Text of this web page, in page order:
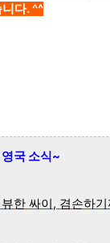
다. ^^
국 소식~
한 싸이, 겸손하기